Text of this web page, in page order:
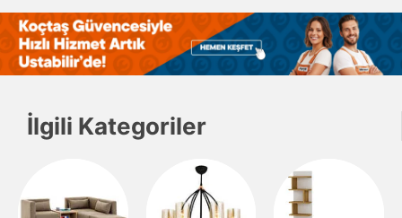
İlgili Kategoriler